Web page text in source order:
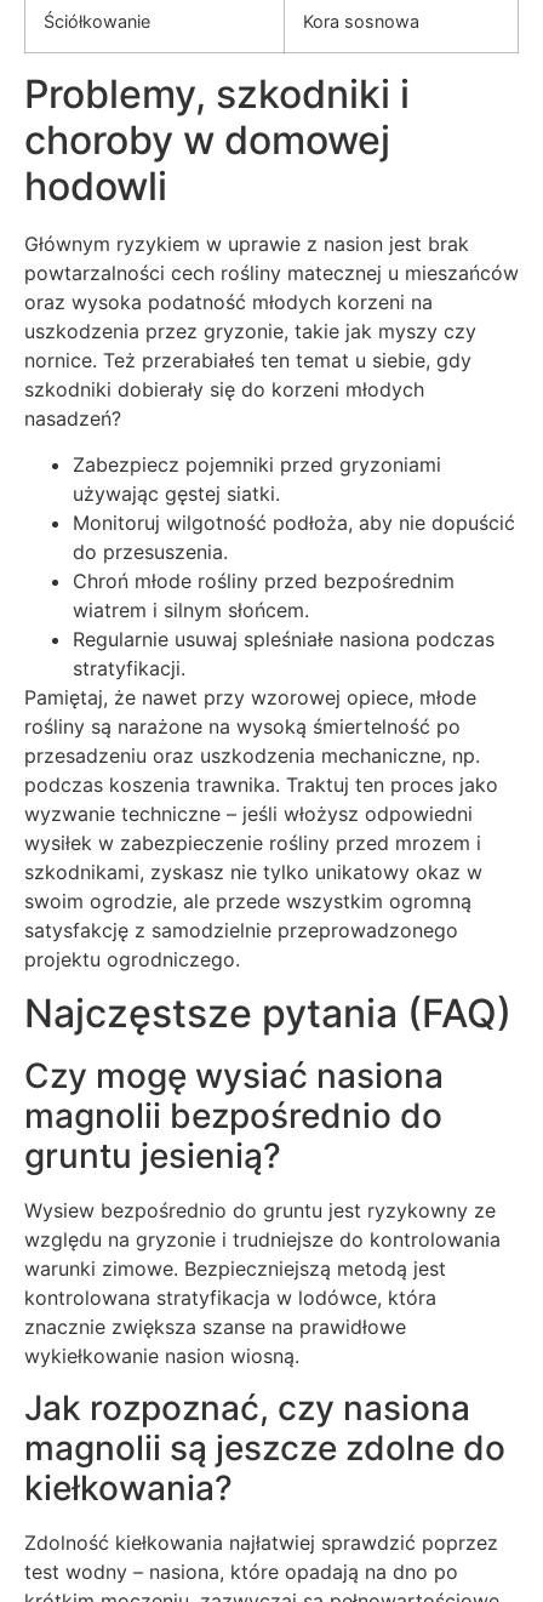
Ściółkowanie Kora sosnowa
Problemy, szkodniki i
choroby w domowej
hodowli
Głównym ryzykiem w uprawie z nasion jest brak
powtarzalności cech rośliny matecznej u mieszańców
oraz wysoka podatność młodych korzeni na
uszkodzenia przez gryzonie, takie jak myszy czy
nornice. Też przerabiałeś ten temat u siebie, gdy
szkodniki dobierały się do korzeni młodych
nasadzeń?
Zabezpiecz pojemniki przed gryzoniami
używając gęstej siatki.
Monitoruj wilgotność podłoża, aby nie dopuścić
do przesuszenia.
Chroń młode rośliny przed bezpośrednim
wiatrem i silnym słońcem.
Regularnie usuwaj spleśniałe nasiona podczas
stratyfikacji.
Pamiętaj, że nawet przy wzorowej opiece, młode
rośliny są narażone na wysoką śmiertelność po
przesadzeniu oraz uszkodzenia mechaniczne, np.
podczas koszenia trawnika. Traktuj ten proces jako
wyzwanie techniczne – jeśli włożysz odpowiedni
wysiłek w zabezpieczenie rośliny przed mrozem i
szkodnikami, zyskasz nie tylko unikatowy okaz w
swoim ogrodzie, ale przede wszystkim ogromną
satysfakcję z samodzielnie przeprowadzonego
projektu ogrodniczego.
Najczęstsze pytania (FAQ)
Czy mogę wysiać nasiona
magnolii bezpośrednio do
gruntu jesienią?
Wysiew bezpośrednio do gruntu jest ryzykowny ze
względu na gryzonie i trudniejsze do kontrolowania
warunki zimowe. Bezpieczniejszą metodą jest
kontrolowana stratyfikacja w lodówce, która
znacznie zwiększa szanse na prawidłowe
wykiełkowanie nasion wiosną.
Jak rozpoznać, czy nasiona
magnolii są jeszcze zdolne do
kiełkowania?
Zdolność kiełkowania najłatwiej sprawdzić poprzez
test wodny – nasiona, które opadają na dno po